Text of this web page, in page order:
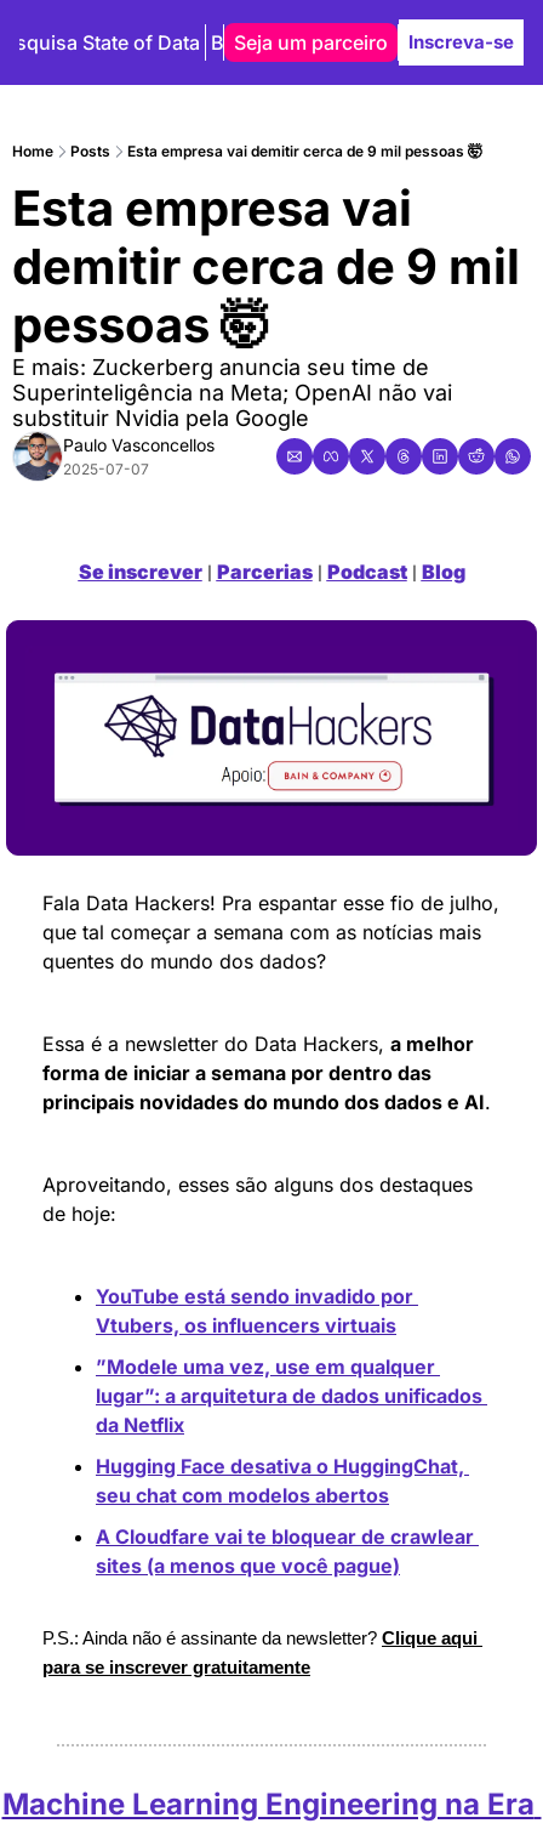
State of Data Blog Autores
Seja um parceiro Inscreva-se
Home Posts Esta empresa vai demitir cerca de 9 mil pessoas 🤯
Esta empresa vai
demitir cerca de 9 mil
pessoas 🤯
E mais: Zuckerberg anuncia seu time de
Superinteligência na Meta; OpenAI não vai
substituir Nvidia pela Google
Paulo Vasconcellos
2025-07-07
Se inscrever | Parcerias | Podcast | Blog
Fala Data Hackers! Pra espantar esse fio de julho,
que tal começar a semana com as notícias mais
quentes do mundo dos dados?
Essa é a newsletter do Data Hackers, a melhor
forma de iniciar a semana por dentro das
principais novidades do mundo dos dados e AI.
Aproveitando, esses são alguns dos destaques
de hoje:
YouTube está sendo invadido por
Vtubers, os influencers virtuais
”Modele uma vez, use em qualquer
lugar”: a arquitetura de dados unificados
da Netflix
Hugging Face desativa o HuggingChat,
seu chat com modelos abertos
A Cloudfare vai te bloquear de crawlear
sites (a menos que você pague)
P.S.: Ainda não é assinante da newsletter? Clique aqui
para se inscrever gratuitamente
Machine Learning Engineering na Era